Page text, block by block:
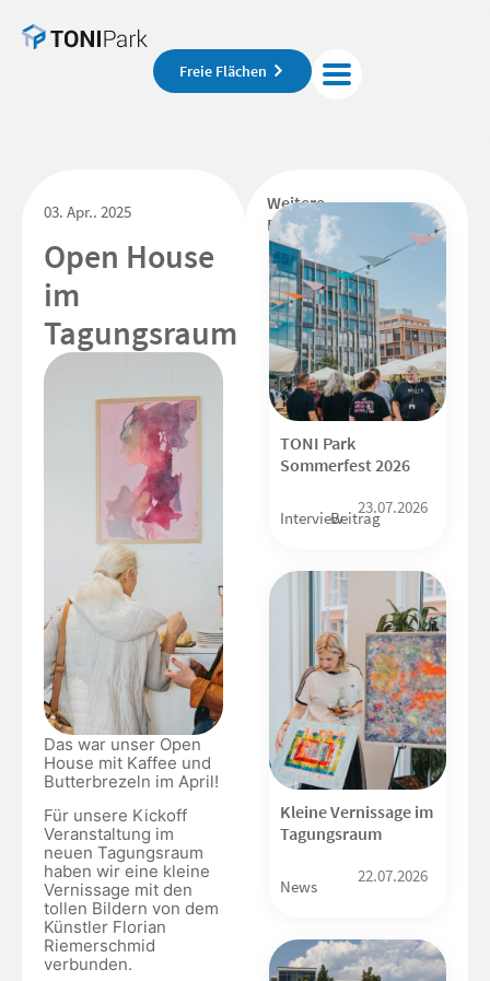
Freie Flächen
03. Apr.. 2025
Open House
im
Tagungsraum
Das war unser Open
House mit Kaffee und
Butterbrezeln im April!
Für unsere Kickoff
Veranstaltung im
neuen Tagungsraum
haben wir eine kleine
Vernissage mit den
tollen Bildern von dem
Künstler Florian
Riemerschmid
verbunden.
Weitere
Beiträge
TONI Park
Sommerfest 2026
InterviewBeitrag
23.07.2026
Kleine Vernissage im
Tagungsraum
News
22.07.2026